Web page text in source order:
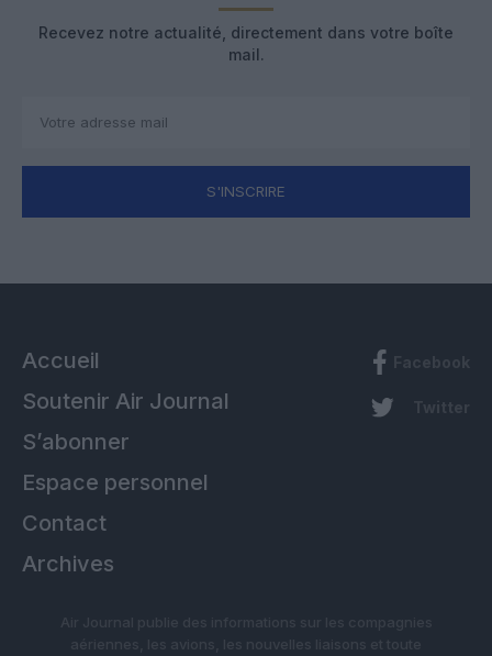
Recevez notre actualité, directement dans votre boîte
mail.
S'INSCRIRE
Accueil
Soutenir Air Journal
S’abonner
Espace personnel
Contact
Archives